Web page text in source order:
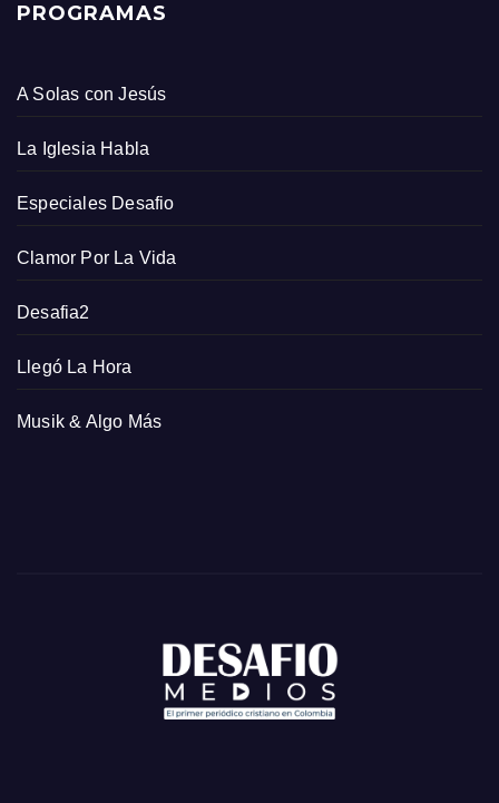
PROGRAMAS
A Solas con Jesús
La Iglesia Habla
Especiales Desafio
Clamor Por La Vida
Desafia2
Llegó La Hora
Musik & Algo Más